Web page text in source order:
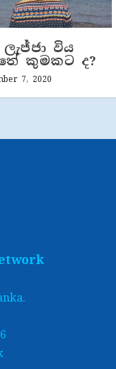
විය
කුමකට ද?
7, 2020